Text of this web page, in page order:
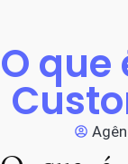
O que